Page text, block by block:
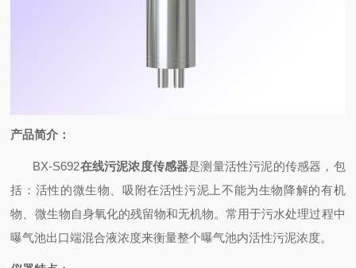
产品简介 ：
BX-S692在线污泥浓度传感器是测量活性污泥的传感器，包
括：活性的微生物、吸附在活性污泥上不能为生物降解的有机
物、微生物自身氧化的残留物和无机物。常用于污水处理过程中
曝气池出口端混合液浓度来衡量整个曝气池内活性污泥浓度。